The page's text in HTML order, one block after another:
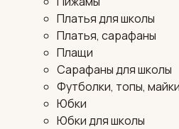
Платья для школы
Платья, сарафаны
Плащи
Сарафаны для школы
Футболки, топы, майки
Юбки
Юбки для школы